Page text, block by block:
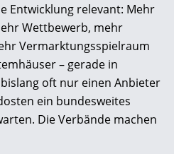
Entwicklung relevant: Mehr
Wettbewerb, mehr
Vermarktungsspielraum
– gerade in
oft nur einen Anbieter
ein bundesweites
Die Verbände machen